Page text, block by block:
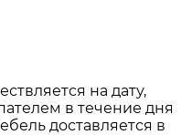
на дату,
в течение дня
доставляется в